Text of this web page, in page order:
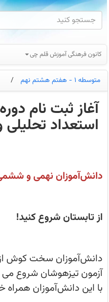
کانون فرهنگی آموزش قلم چی
متوسطه 1 - هفتم هشتم نهم /
آغاز ثبت نام
استعداد تحلیلی
روزهای
8،
و
12
صورت
آنلاین،صبح‌ها
این
اردو
شرکت
کنند.
دانش‌آموزان نهمی و
از تابستان شروع کنید!
دانش‌آموزان سخت کوش از
آزمون تیزهوشان شروع
با این دانش‌آموزان همراه